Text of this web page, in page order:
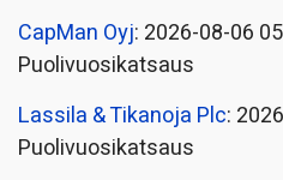
CapMan Oyj: 2026-08-06
Puolivuosikatsaus
Lassila & Tikanoja Plc:
Puolivuosikatsaus